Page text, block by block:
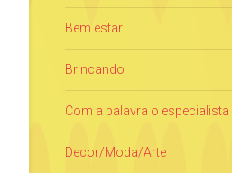
Bem estar
Brincando
Com a palavra o especialista
Decor/Moda/Arte